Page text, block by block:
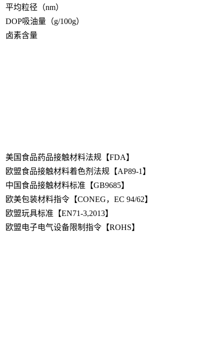
平均粒径（nm）
DOP吸油量（g/100g）
卤素含量
美国食品药品接触材料法规【FDA】
欧盟食品接触材料着色剂法规【AP89-1】
中国食品接触材料标准【GB9685】
欧美包装材料指令【CONEG，EC 94/62】
欧盟玩具标准【EN71-3,2013】
欧盟电子电气设备限制指令【ROHS】